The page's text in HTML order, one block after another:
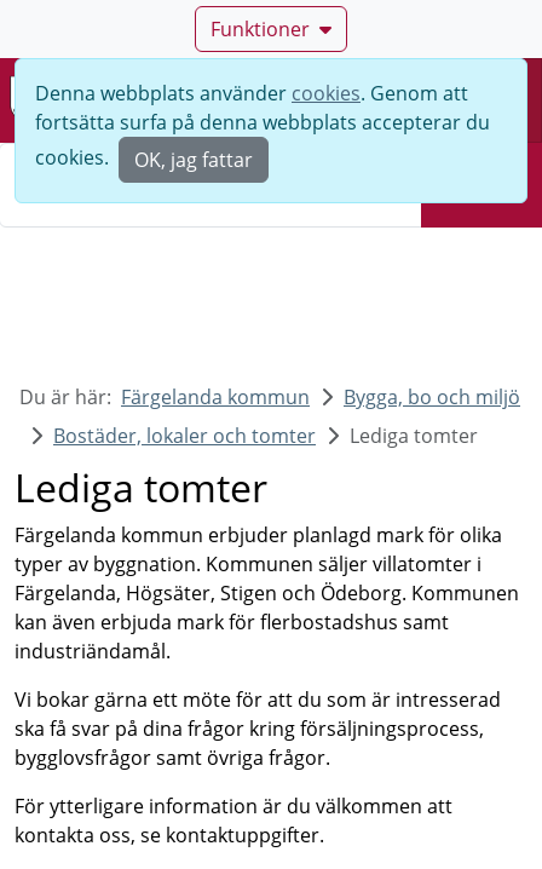
Funktioner
Meny
Denna webbplats använder cookies. Genom att
fortsätta surfa på denna webbplats accepterar du
cookies.
OK, jag fattar
Du är här: Färgelanda kommun
Bygga, bo och miljö
Bostäder, lokaler och tomter
Lediga tomter
Lediga tomter
Färgelanda kommun erbjuder planlagd mark för olika
typer av byggnation. Kommunen säljer villatomter i
Färgelanda, Högsäter, Stigen och Ödeborg. Kommunen
kan även erbjuda mark för flerbostadshus samt
industriändamål.
Vi bokar gärna ett möte för att du som är intresserad
ska få svar på dina frågor kring försäljningsprocess,
bygglovsfrågor samt övriga frågor.
För ytterligare information är du välkommen att
kontakta oss, se kontaktuppgifter.